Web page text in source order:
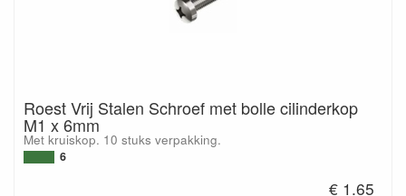
Roest Vrij Stalen Schroef met bolle cilinderkop
M1 x 6mm
Met kruiskop. 10 stuks verpakking.
6
€ 1.65